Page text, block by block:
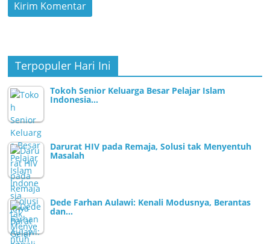
Terpopuler Hari Ini
Tokoh Senior Keluarga Besar Pelajar Islam
Indonesia…
Darurat HIV pada Remaja, Solusi tak Menyentuh
Masalah
Dede Farhan Aulawi: Kenali Modusnya, Berantas
dan…